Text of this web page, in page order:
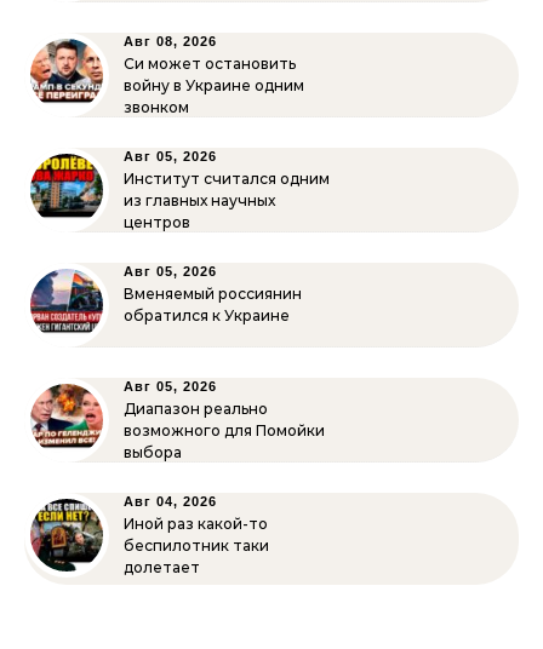
Авг 08, 2026
Си может остановить
войну в Украине одним
звонком
Авг 05, 2026
Институт считался одним
из главных научных
центров
Авг 05, 2026
Вменяемый россиянин
обратился к Украине
Авг 05, 2026
Диапазон реально
возможного для Помойки
выбора
Авг 04, 2026
Иной раз какой-то
беспилотник таки
долетает